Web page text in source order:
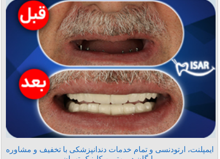
ایمپلنت، ارتودنسی و تمام خدمات دندانپزشکی با تخفیف و مشاوره